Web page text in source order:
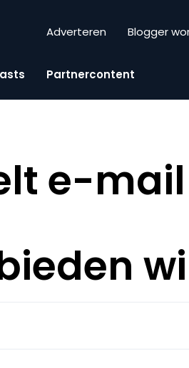
Adverteren Blogger
Partnercontent
e-mail